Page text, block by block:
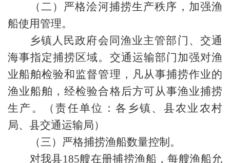
（二）严格浍河捕捞生产秩序，加强渔
船使用管理。
乡镇人民政府会同渔业主管部门、交通
海事指定捕捞区域。交通运输部门加强对渔
业船舶检验和监督管理，凡从事捕捞作业的
渔业船舶，经检验合格后方可从事渔业捕捞
生产。（责任单位：各乡镇、县农业农村
局、县交通运输局）
（三）严格捕捞渔船数量控制。
对我县185艘在册捕捞渔船，每艘渔船允